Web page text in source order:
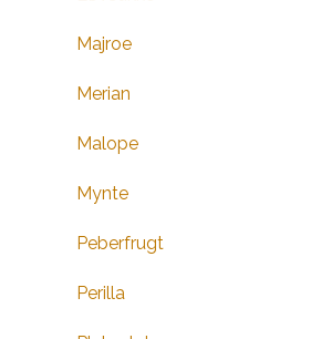
Majroe
Merian
Malope
Mynte
Peberfrugt
Perilla